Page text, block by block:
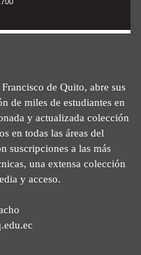
de Quito, abre sus
de miles de estudiantes en
y actualizada colección
en todas las áreas del
suscripciones a las más
una extensa colección
y acceso.